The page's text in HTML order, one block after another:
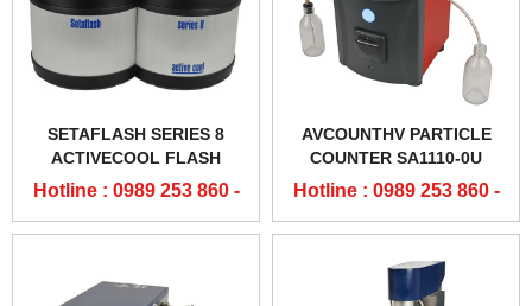
SETAFLASH SERIES 8
ACTIVECOOL FLASH
POINT TESTER - 82100-2
Hotline : 0989 253 860 -
0904 84 02 08
AVCOUNTHV PARTICLE
COUNTER SA1110-0U
Hotline : 0989 253 860 -
0904 84 02 08